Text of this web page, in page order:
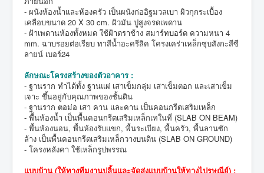
- ผนังห้องน้ำและห้องครัว เป็นผนังก่ออิฐมวลเบา ผิวกุกระเบื้อง
เคลือบขนาด 20 X 30 cm. ผิวมัน ปูสูงจรดเพดาน
- ฝ้าเพดานห้องทั้งหมด ใช้ฝ้าตราช้าง สมาร์ทบอร์ด ความหนา 4
mm. ฉาบรอยต่อเรียบ ทาสีน้ำอะครีลิค โครงเคร่าเหล็กซุบสังกะสีซี
ลายน์ เบอร์24
ลักษณะโครงสร้างของตัวอาคาร :
- ฐานราก ทำได้ทั้ง ฐานแผ่ เสาเข็มกลุ่ม เสาเข็มตอก และเสาเข็ม
เจาะ ขึ้นอยู่กับคุณภาพของชั้นดิน
- ฐานราก ตอม่อ เสา คาน และคาน เป็นคอนกรีตเสริมเหล็ก
- พื้นห้องน้ำ เป็นพื้นคอนกรีตเสริมเหล็กเทในที่ (SLAB ON BEAM)
- พื้นห้องนอน, พื้นห้องรับแขก, พื้นระเบียง, พื้นครัว, พื้นลานซัก
ล้าง เป็นพื้นคอนกรีตเสริมเหล็กวางบนดิน (SLAB ON GROUND)
- โครงหลังคา ใช้เหล็กรูปพรรณ
แบบบ้าน (ให้ทางทีมงานปลิ้นและจัดส่งแบบบ้านให้ทางไปรษณีย์) :